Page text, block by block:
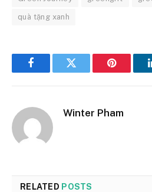
quà tặng xanh
FacebookTwitter Pinterest
Winter Pham
RELATED POSTS